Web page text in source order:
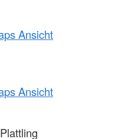
Ansicht
Ansicht